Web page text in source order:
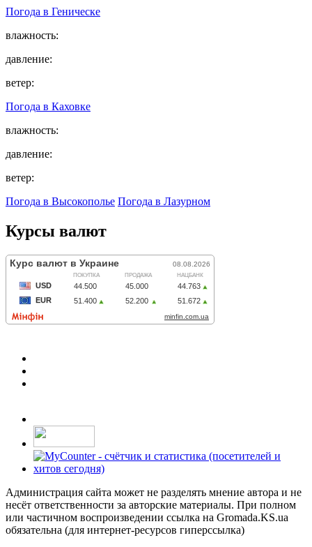
Погода в Геническе
влажность:
давление:
ветер:
Погода в Каховке
влажность:
давление:
ветер:
Погода в Высокополье Погода в Лазурном
Курсы валют
Администрация сайта может не разделять мнение автора и не
несёт ответственности за авторские материалы. При полном
или частичном воспроизведении ссылка на Gromada.KS.ua
обязательна (для интернет-ресурсов гиперссылка)